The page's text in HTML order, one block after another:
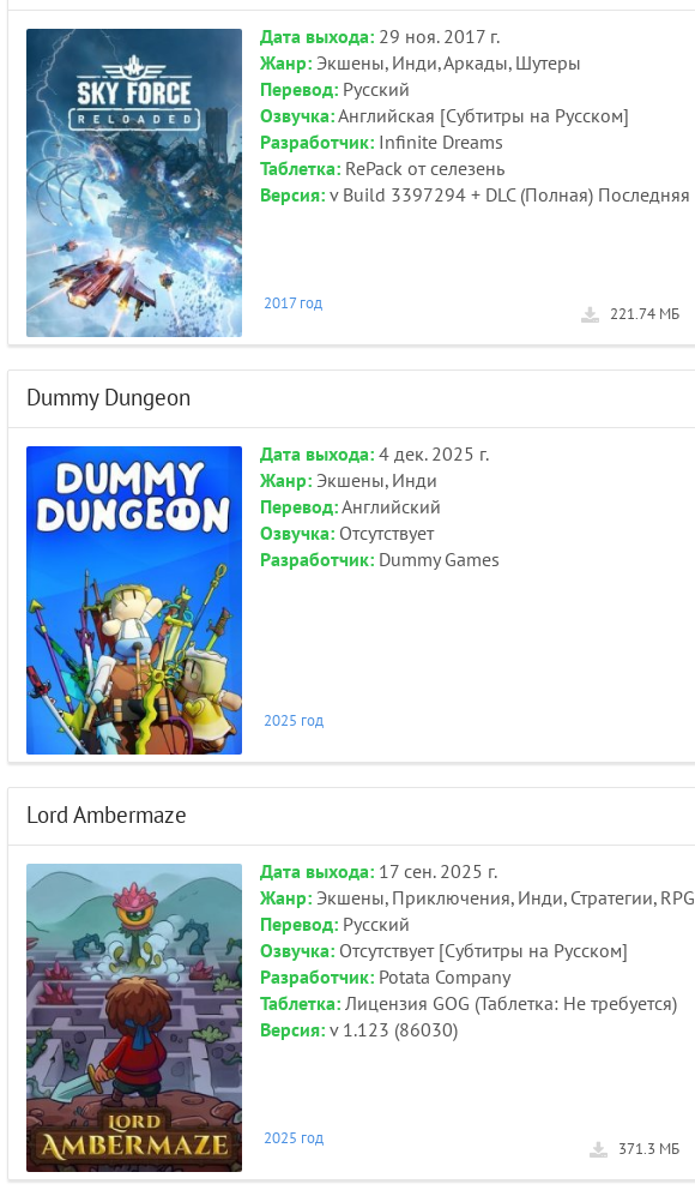
Дата выхода:29 ноя. 2017 г.
Жанр:Экшены, Инди, Аркады, Шутеры
Перевод:Русский
Озвучка:Английская [Субтитры на Русском]
Разработчик:Infinite Dreams
Таблетка:RePack от селезень
Версия:v Build 3397294 + DLC (Полная) Последняя
221.74 МБ
2017 год
Dummy Dungeon
Дата выхода:4 дек. 2025 г.
Жанр:Экшены, Инди
Перевод:Английский
Озвучка:Отсутствует
Разработчик:Dummy Games
2025 год
Lord Ambermaze
Дата выхода:17 сен. 2025 г.
Жанр:Экшены, Приключения, Инди, Стратегии, RPG
Перевод:Русский
Озвучка:Отсутствует [Субтитры на Русском]
Разработчик:Potata Company
Таблетка:Лицензия GOG (Таблетка: Не требуется)
Версия:v 1.123 (86030)
371.3 МБ
2025 год